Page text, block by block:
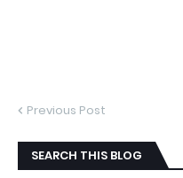
Previous Post
SEARCH THIS BLOG